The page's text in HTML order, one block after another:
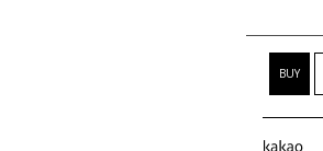
BUY